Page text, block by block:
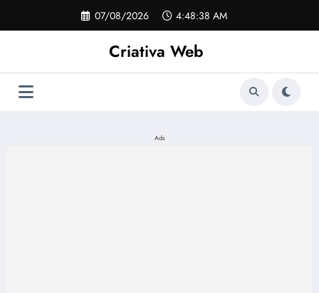
o
07/08/2026 4:48:38 AM
Criativa Web
Ads